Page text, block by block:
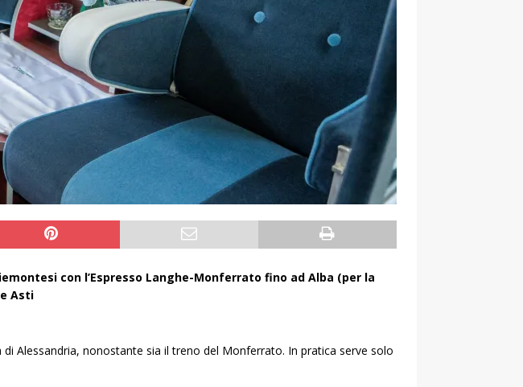
con l’Espresso Langhe-Monferrato fino ad Alba (per la
Asti
Alessandria, nonostante sia il treno del Monferrato. In pratica serve solo